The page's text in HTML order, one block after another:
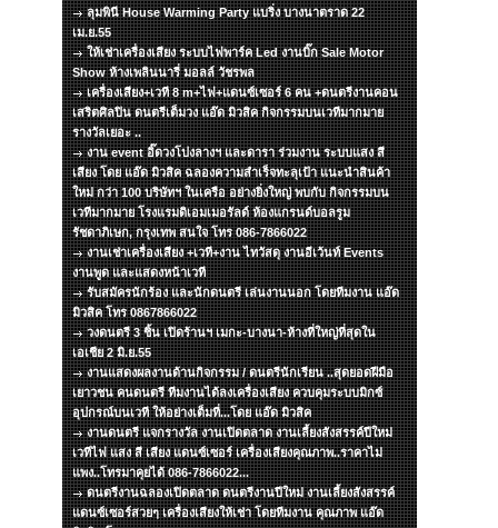
ลุมพินี House Warming Party แบริ่ง บางนาตราด 22
เม.ย.55
ให้เช่าเครื่องเสียง ระบบไฟพาร์ค Led งานบิ๊ก Sale Motor
Show ห้างเพลินนารี่ มอลล์ วัชรพล
เครื่องเสียง+เวที 8 m+ไฟ+แดนซ์เซอร์ 6 คน +ดนตรีงานคอน
เสริตศิลปิน ดนตรีเต็มวง แอ๊ด มิวสิค กิจกรรมบนเวทีมากมาย
รางวัลเยอะ ..
งาน event อิ๊ดวงโปงลางฯ และดารา ร่วมงาน ระบบแสง สี
เสียง โดย แอ๊ด มิวสิค ฉลองความสำเร็จทะลุเป้า แนะนำสินค้า
ใหม่ กว่า 100 บริษัทฯ ในเครือ อย่างยิ่งใหญ่ พบกับ กิจกรรมบน
เวทีมากมาย โรงแรมดิเอมเมอรัลด์ ห้องแกรนด์บอลรูม
รัชดาภิเษก, กรุงเทพ สนใจ โทร 086-7866022
งานเช่าเครื่องเสียง +เวที+งาน ไทวัสดุ งานอีเว้นท์ Events
งานพูด และแสดงหน้าเวที
รับสมัครนักร้อง และนักดนตรี เล่นงานนอก โดยทีมงาน แอ๊ด
มิวสิค โทร 0867866022
วงดนตรี 3 ชิ้น เปิดร้านฯ เมกะ-บางนา-ห้างที่ใหญ่ที่สุดใน
เอเชีย 2 มิ.ย.55
งานแสดงผลงานด้านกิจกรรม / ดนตรีนักเรียน ..สุดยอดฝีมือ
เยาวชน คนดนตรี ทีมงานได้ลงเครื่องเสียง ควบคุมระบบมิกซ์
อุปกรณ์บนเวที ให้อย่างเต็มที่...โดย แอ๊ด มิวสิค
งานดนตรี แจกรางวัล งานเปิดตลาด งานเลี้ยงสังสรรค์ปีใหม่
เวทีไฟ แสง สี เสียง แดนซ์เซอร์ เครื่องเสียงคุณภาพ..ราคาไม่
แพง..โทรมาคุยได้ 086-7866022...
ดนตรีงานฉลองเปิดตลาด ดนตรีงานปีใหม่ งานเลี้ยงสังสรรค์
แดนซ์เซอร์สวยๆ เครื่องเสียงให้เช่า โดยทีมงาน คุณภาพ แอ๊ด